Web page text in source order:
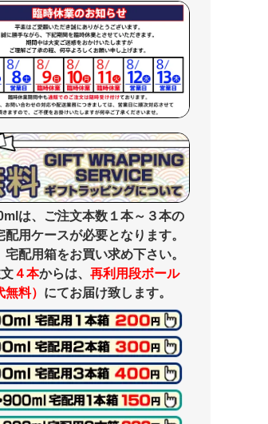
は、ご注文本数１本～３本の
配用ケースが必要となります。
宅配用箱をお買い求め下さい。
４本からは、 再利用段ボール
無料） にてお届け致します。